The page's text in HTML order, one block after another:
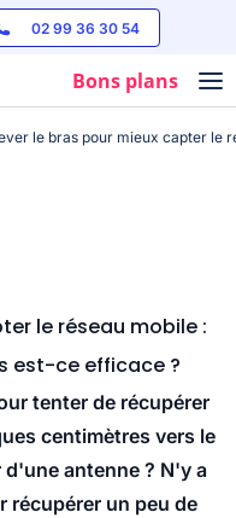
02 99 36 30 54
Bons plans
le bras pour mieux capter le
le réseau mobile :
est-ce efficace ?
tenter de récupérer
centimètres vers le
antenne ? N'y a
récupérer un peu de